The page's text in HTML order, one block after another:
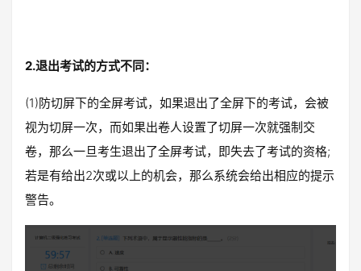
2.退出考试的方式不同：
(1)防切屏下的全屏考试，如果退出了全屏下的考试，会被
视为切屏一次，而如果出卷人设置了切屏一次就强制交
卷，那么一旦考生退出了全屏考试，即失去了考试的资格;
若是有给出2次或以上的机会，那么系统会给出相应的提示
警告。